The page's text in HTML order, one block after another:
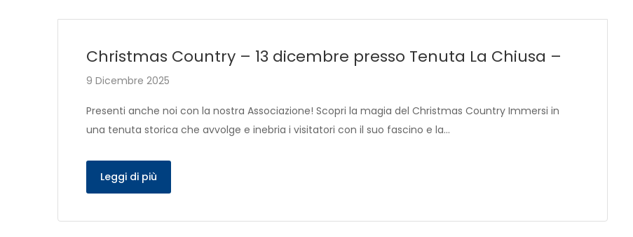
Christmas Country – 13 dicembre presso Tenuta La Chiusa –
9 Dicembre 2025
Presenti anche noi con la nostra Associazione! Scopri la magia del Christmas Country Immersi in
una tenuta storica che avvolge e inebria i visitatori con il suo fascino e la…
Leggi di più